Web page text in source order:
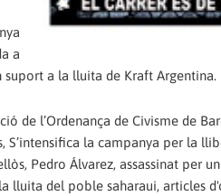
a
suport a la lluita de Kraft Argentina.
de l’Ordenança de Civisme de
la campanya per la
Pedro Álvarez, assassinat per
del poble saharaui, articles